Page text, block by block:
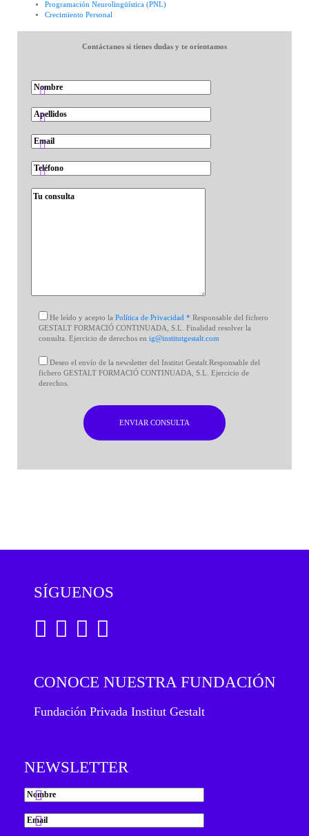
Programación Neurolingüística (PNL)
Crecimiento Personal
Contáctanos si tienes dudas y te orientamos
He leído y acepto la Política de Privacidad * Responsable del fichero
GESTALT FORMACIÓ CONTINUADA, S.L. Finalidad resolver la
consulta. Ejercicio de derechos en ig@institutgestalt.com
Deseo el envío de la newsletter del Institut Gestalt.Responsable del
fichero GESTALT FORMACIÓ CONTINUADA, S.L. Ejercicio de
derechos.
SÍGUENOS
CONOCE NUESTRA FUNDACIÓN
Fundación Privada Institut Gestalt
NEWSLETTER